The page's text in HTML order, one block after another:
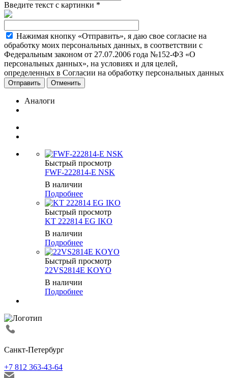
Введите текст с картинки *
Нажимая кнопку «Отправить», я даю свое согласие на
обработку моих персональных данных, в соответствии с
Федеральным законом от 27.07.2006 года №152-ФЗ «О
персональных данных», на условиях и для целей,
определенных в Согласии на обработку персональных данных
Отменить
Аналоги
Быстрый просмотр
FWF-222814-E NSK
В наличии
Подробнее
Быстрый просмотр
KT 222814 EG IKO
В наличии
Подробнее
Быстрый просмотр
22VS2814E KOYO
В наличии
Подробнее
Санкт-Петербург
+7 812 363-43-64